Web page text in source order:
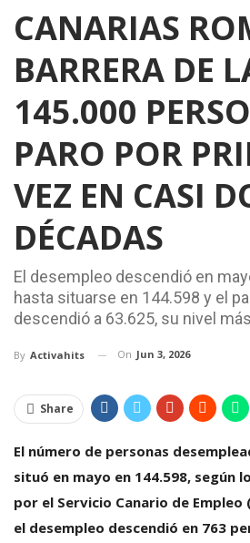
CANARIAS
BARRERA DE
145.000
PARO POR
VEZ EN CASI
DÉCADAS
El desempleo descendió en
hasta situarse en 144.598 y el
descendió a 63.625, su nivel
By Activahits On Jun 3, 2026
Share
El número de personas
situó en mayo en 144.598, según
por el Servicio Canario de Empleo
el desempleo descendió en 763